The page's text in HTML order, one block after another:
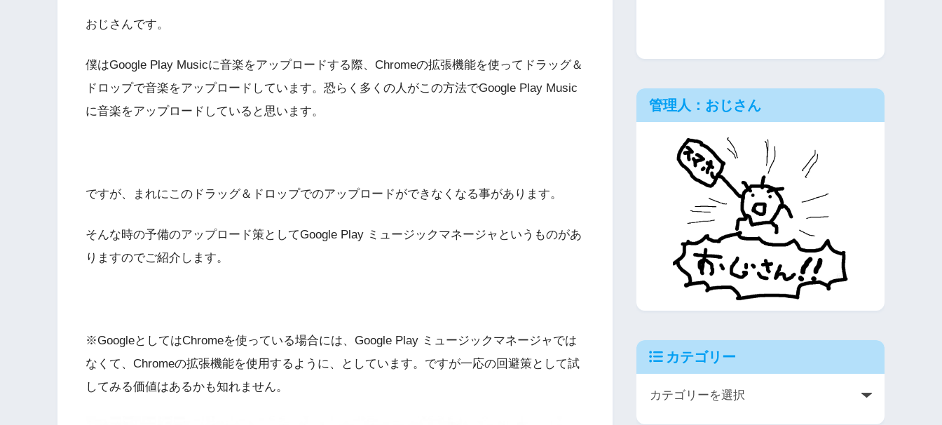
おじさんです。
僕はGoogle Play Musicに音楽をアップロードする際、Chromeの拡張機能を使ってドラッグ＆
ドロップで音楽をアップロードしています。恐らく多くの人がこの方法でGoogle Play Music
に音楽をアップロードしていると思います。
ですが、まれにこのドラッグ＆ドロップでのアップロードができなくなる事があります。
そんな時の予備のアップロード策としてGoogle Play ミュージックマネージャというものがあ
りますのでご紹介します。
※GoogleとしてはChromeを使っている場合には、Google Play ミュージックマネージャでは
なくて、Chromeの拡張機能を使用するように、としています。ですが一応の回避策として試
してみる価値はあるかも知れません。
管理人：おじさん
カテゴリー